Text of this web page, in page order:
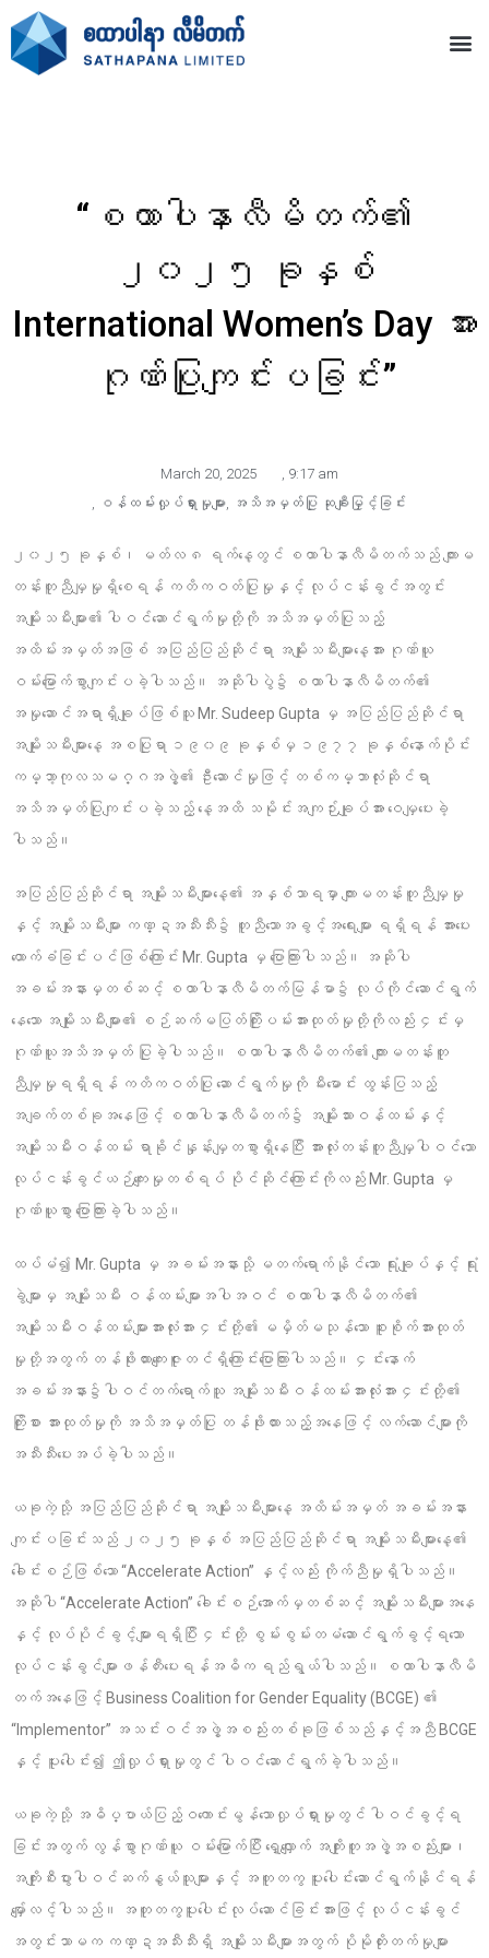
“စထာပါနာလီမိတက်၏
၂၀၂၅ ခုနှစ်
International Women’s Day အား
ဂုဏ်ပြုကျင်းပခြင်း”
March 20, 2025
9:17 am
ဝန်ထမ်းလှုပ်ရှားမှုများ အသိအမှတ်ပြု ဆုချီးမြှင့်ခြင်း
၂၀၂၅ ခုနှစ်၊ မတ်လ ၈ ရက်နေ့တွင် စထာပါနာလီမိတက်သည် ကျားမ
တန်းတူညီမျှမှုရှိစေရန် ကတိကဝတ်ပြုမှုနှင့် လုပ်ငန်းခွင်အတွင်း
အမျိုးသမီးများ၏ ပါဝင်ဆောင်ရွက်မှုတို့ကို အသိအမှတ်ပြုသည့်
အထိမ်းအမှတ်အဖြစ် အပြည်ပြည်ဆိုင်ရာ အမျိုးသမီးများနေ့အား ဂုဏ်ယူ
ဝမ်းမြောက်စွာကျင်းပခဲ့ပါသည်။ အဆိုပါပွဲ၌ စထာပါနာလီမိတက်၏
အမှုဆောင်အရာရှိချုပ်ဖြစ်သူ Mr. Sudeep Gupta မှ အပြည်ပြည်ဆိုင်ရာ
အမျိုးသမီးများနေ့ အစပြုရာ ၁၉၀၉ ခုနှစ်မှ ၁၉၇၇ ခုနှစ်နောက်ပိုင်း
ကမ္ဘာ့ကုလသမဂ္ဂအဖွဲ့၏ ဦးဆောင်မှုဖြင့် တစ်ကမ္ဘာလုံးဆိုင်ရာ
အသိအမှတ်ပြုကျင်းပခဲ့သည့် နေ့အထိ သမိုင်းအကျဉ်းချုပ်အား ဝေမျှပေးခဲ့
ပါသည်။
အပြည်ပြည်ဆိုင်ရာ အမျိုးသမီးများနေ့၏ အနှစ်သာရမှာ ကျားမတန်းတူညီမျှမှု
နှင့် အမျိုးသမီးများ ကဏ္ဍအသီးသီး၌ တူညီသောအခွင့်အရေးများ ရရှိရန် အားပေး
ထောက်ခံခြင်းပင်ဖြစ်ကြောင်း Mr. Gupta မှ ပြောကြားပါသည်။ အဆိုပါ
အခမ်းအနားမှတစ်ဆင့် စထာပါနာလီမိတက်မြန်မာ၌ လုပ်ကိုင်ဆောင်ရွက်
နေသော အမျိုးသမီးများ၏ စဉ်ဆက်မပြတ်ကြိုးပမ်းအားထုတ်မှုတို့ကိုလည်း ၄င်းမှ
ဂုဏ်ယူအသိအမှတ် ပြုခဲ့ပါသည်။ စထာပါနာလီမိတက်၏ ကျားမတန်းတူ
ညီမျှမှုရရှိရန် ကတိကဝတ်ပြု ဆောင်ရွက်မှုကို မီးမောင်း ထွန်းပြသည့်
အချက်တစ်ခုအနေဖြင့် စထာပါနာလီမိတက်၌ အမျိုးသားဝန်ထမ်းနှင့်
အမျိုးသမီးဝန်ထမ်း ရာခိုင်နှုန်းမျှတစွာရှိနေပြီး အားလုံးတန်းတူညီမျှပါဝင်သော
လုပ်ငန်းခွင်ယဉ်ကျေးမှုတစ်ရပ် ပိုင်ဆိုင်ကြောင်းကိုလည်း Mr. Gupta မှ
ဂုဏ်ယူစွာ ပြောကြားခဲ့ပါသည်။
ထပ်မံ၍ Mr. Gupta မှ အခမ်းအနားသို့ မတက်ရောက်နိုင်သော ရုံးချုပ်နှင့် ရုံး
ခွဲများမှ အမျိုးသမီး ဝန်ထမ်းများအပါအဝင် စထာပါနာလီမိတက်၏
အမျိုးသမီးဝန်ထမ်းများအားလုံးအား ၄င်းတို့၏ မမှိတ်မသုန်သော စူးစိုက်အားထုတ်
မှုတို့အတွက် တန်ဖိုးထားကျေးဇူးတင်ရှိကြောင်းပြောကြားပါသည်။ ၄င်းနောက်
အခမ်းအနား၌ပါဝင်တက်ရောက်သူ အမျိုးသမီးဝန်ထမ်းအားလုံးအား ၄င်းတို့၏
ကြိုးစား အားထုတ်မှုကို အသိအမှတ်ပြု တန်ဖိုးထားသည့်အနေဖြင့် လက်ဆောင်များကို
အသီးသီးပေးအပ်ခဲ့ပါသည်။
ယခုကဲ့သို့ အပြည်ပြည်ဆိုင်ရာ အမျိုးသမီးများနေ့ အထိမ်းအမှတ် အခမ်းအနား
ကျင်းပခြင်းသည် ၂၀၂၅ ခုနှစ် အပြည်ပြည်ဆိုင်ရာ အမျိုးသမီးများနေ့၏
ခေါင်းစဉ်ဖြစ်သော “Accelerate Action” နှင့်လည်း ကိုက်ညီမှုရှိပါသည်။
အဆိုပါ “Accelerate Action” ခေါင်းစဉ်အောက်မှတစ်ဆင့် အမျိုးသမီးများအနေ
နှင့် လုပ်ပိုင်ခွင့်များရရှိပြီး ၄င်းတို့ စွမ်းစွမ်းတမံဆောင်ရွက်ခွင့်ရသော
လုပ်ငန်းခွင်များဖန်တီးပေးရန်အဓိက ရည်ရွယ်ပါသည်။ စထာပါနာလီမိ
တက်အနေဖြင့် Business Coalition for Gender Equality (BCGE) ၏
“Implementor” အသင်းဝင်အဖွဲ့အစည်းတစ်ခုဖြစ်သည်နှင့်အညီ BCGE
နှင့် ပူးပေါင်း၍ ဤလှုပ်ရှားမှုတွင် ပါဝင်ဆောင်ရွက်ခဲ့ပါသည်။
ယခုကဲ့သို့ အဓိပ္ပာယ်ပြည့်ဝကောင်းမွန်သောလှုပ်ရှားမှုတွင် ပါဝင်ခွင့်ရ
ခြင်းအတွက် လွန်စွာဂုဏ်ယူ ဝမ်းမြောက်ပြီး ရှေ့လျှောက် အကျိုးတူအဖွဲ့အစည်းများ၊
အကျိုးစီးပွားပါဝင်ဆက်နွယ်သူများနှင့် အတူတကွ ပူးပေါင်းဆောင်ရွက်နိုင်ရန်
မျှော်လင့်ပါသည်။ အတူတကွပူးပေါင်းလုပ်ဆောင်ခြင်းအားဖြင့် လုပ်ငန်းခွင်
အတွင်းသာမက ကဏ္ဍအသီးသီးရှိ အမျိုးသမီးများအတွက် ပိုမိုတိုးတက်မှုများ